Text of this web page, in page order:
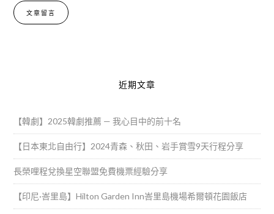
近期文章
【韓劇】2025韓劇推薦 — 我心目中的前十名
【日本東北自由行】2024青森、秋田、岩手賞雪9天行程分享
長榮哩程兌換星空聯盟免費機票經驗分享
【印尼·峇里島】Hilton Garden Inn峇里島機場希爾頓花園飯店